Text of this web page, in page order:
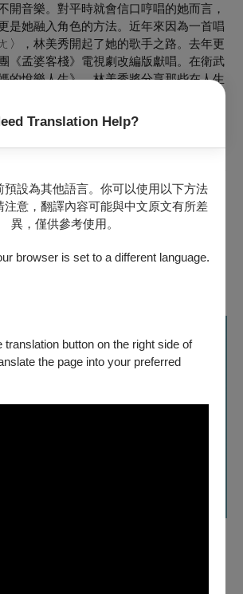
Translation Help?
預設為其他語言。你可以使用以下方法
注意，翻譯內容可能與中文原文有所差
異，僅供參考使用。
browser is set to a different language.
translation button on the right side of
the page into your preferred
開音樂。對平時就會信口哼唱的她而言，
是她融入角色的方法。近年來因為一首唱
〉，林美秀開起了她的歌手之路。去年更
《孟婆客棧》電視劇改編版獻唱。在衛武
的悅樂人生》，林美秀將分享那些在人生
。
for her acting, began her career in
shows, and stage productions, which
For her, singing is not only a hobby but
into her roles. The movie soundtrack
an instant sensation in recent years and
Last year, she even sang for the TV
Tang Mei Yun Taiwanese Opera
By The Lethe . During Weiwuying
the important songs that meant
the stories behind them.
持人
女演員、主持人。 國光藝校舞蹈科畢
加入馬雷蒙的R2 舞群，加入R2 舞群半年
任歌手李碧華、藍心湄的舞群。早年活躍